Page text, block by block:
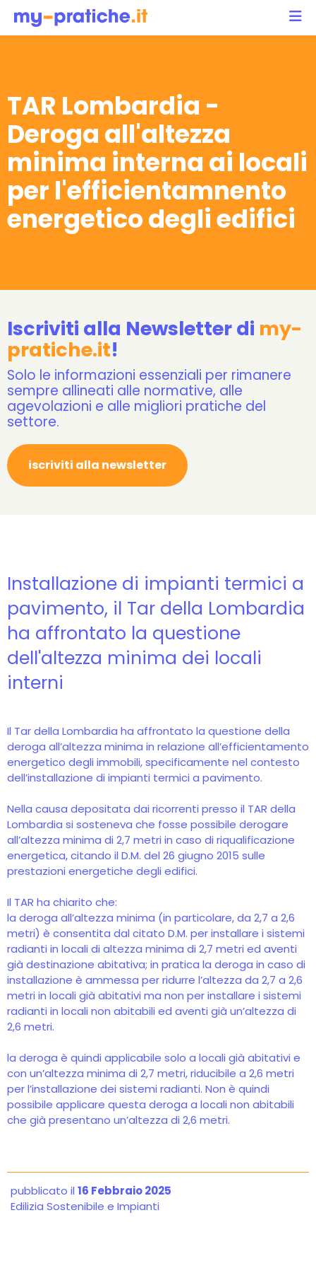
TAR Lombardia -
Deroga all'altezza
minima interna ai locali
per l'efficientamnento
energetico degli edifici
Iscriviti alla Newsletter di my-
pratiche.it!
Solo le informazioni essenziali per rimanere
sempre allineati alle normative, alle
agevolazioni e alle migliori pratiche del
settore.
iscriviti alla newsletter
Installazione di impianti termici a
pavimento, il Tar della Lombardia
ha affrontato la questione
dell'altezza minima dei locali
interni
Il Tar della Lombardia ha affrontato la questione della
deroga all’altezza minima in relazione all’efficientamento
energetico degli immobili, specificamente nel contesto
dell’installazione di impianti termici a pavimento.
Nella causa depositata dai ricorrenti presso il TAR della
Lombardia si sosteneva che fosse possibile derogare
all’altezza minima di 2,7 metri in caso di riqualificazione
energetica, citando il D.M. del 26 giugno 2015 sulle
prestazioni energetiche degli edifici.
Il TAR ha chiarito che:
la deroga all’altezza minima (in particolare, da 2,7 a 2,6
metri) è consentita dal citato D.M. per installare i sistemi
radianti in locali di altezza minima di 2,7 metri ed aventi
già destinazione abitativa; in pratica la deroga in caso di
installazione è ammessa per ridurre l’altezza da 2,7 a 2,6
metri in locali già abitativi ma non per installare i sistemi
radianti in locali non abitabili ed aventi già un’altezza di
2,6 metri.
la deroga è quindi applicabile solo a locali già abitativi e
con un’altezza minima di 2,7 metri, riducibile a 2,6 metri
per l’installazione dei sistemi radianti. Non è quindi
possibile applicare questa deroga a locali non abitabili
che già presentano un’altezza di 2,6 metri.
pubblicato il 16 Febbraio 2025
Edilizia Sostenibile e Impianti